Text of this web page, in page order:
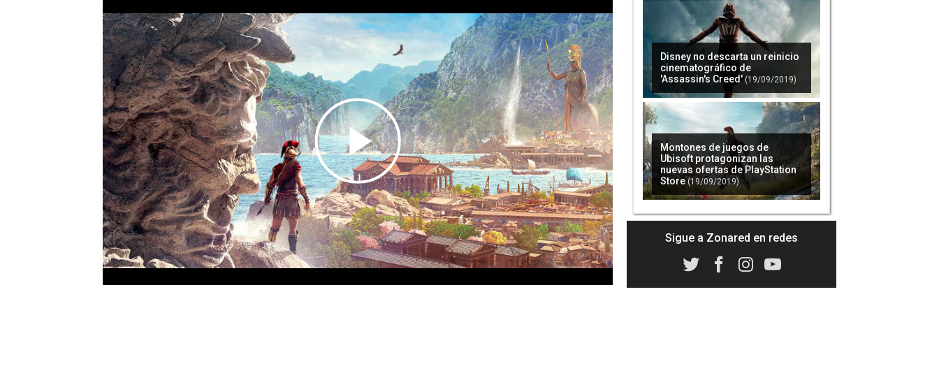
Play
Video
Disney no descarta un reinicio
cinematográfico de
'Assassin's Creed' (19/09/2019)
Montones de juegos de
Ubisoft protagonizan las
nuevas ofertas de PlayStation
Store (19/09/2019)
Sigue a Zonared en redes